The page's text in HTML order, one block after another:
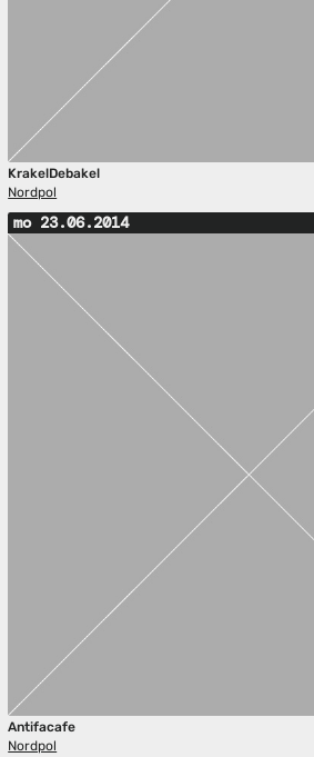
KrakelDebakel
Nordpol
mo 23.06.2014
Antifacafe
Nordpol